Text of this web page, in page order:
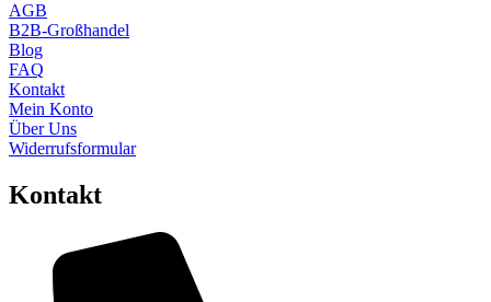
AGB
B2B-Großhandel
Blog
FAQ
Kontakt
Mein Konto
Über Uns
Widerrufsformular
Kontakt